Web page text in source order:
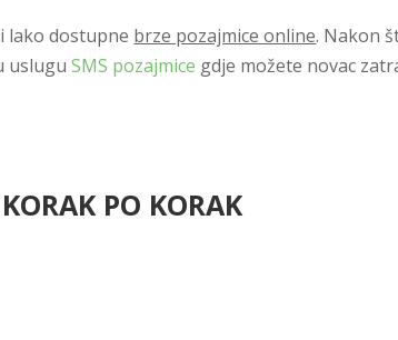
lako dostupne brze pozajmice online. Nakon
usluguSMS pozajmice gdje možete novac
PO KORAK